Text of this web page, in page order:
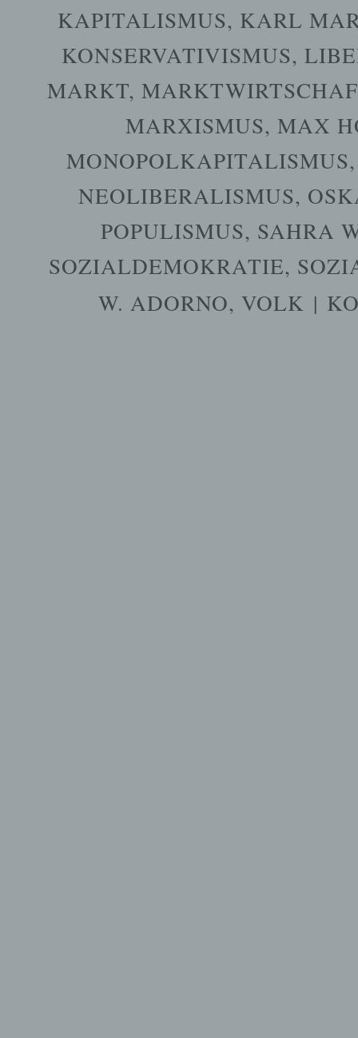
KAPITALISMUS, KARL
KONSERVATIVISMUS,
MARKT,
MARXISMUS, MAX
MONOPOLKAPITALISMUS
NEOLIBERALISMUS,
POPULISMUS, SAHRA
SOZIALDEMOKRATIE,
W. ADORNO, VOLK |